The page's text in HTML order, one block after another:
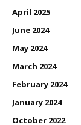
April 2025
June 2024
May 2024
March 2024
February 2024
January 2024
October 2022